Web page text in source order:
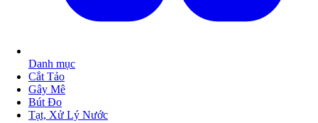
Danh mục
Cắt Tảo
Gây Mê
Bút Đo
Tạt, Xử Lý Nước